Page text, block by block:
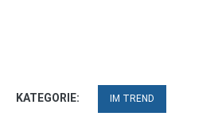
KATEGORIE: IM TREND